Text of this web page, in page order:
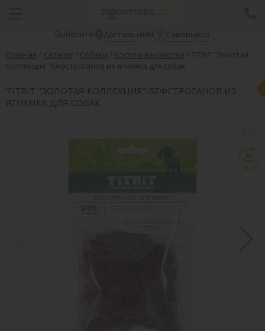
Выберите: Доставкаили
Самовывоз
Главная / Каталог / Собаки / Кости и лакомства / TiTBiT "Золотая
коллекция" бефстроганов из ягненка для собак
TITBIT "ЗОЛОТАЯ КОЛЛЕКЦИЯ" БЕФСТРОГАНОВ ИЗ
ЯГНЕНКА ДЛЯ СОБАК